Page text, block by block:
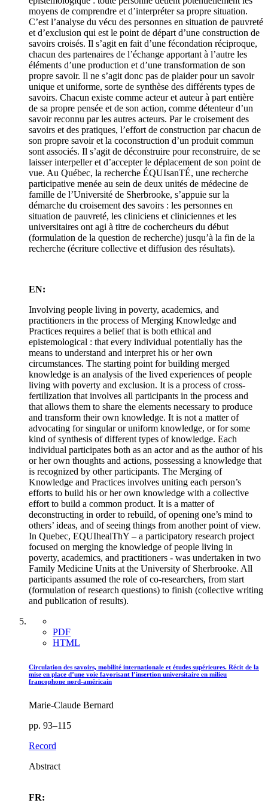
moyens de comprendre et d’interpréter sa propre situation.
C’est l’analyse du vécu des personnes en situation de pauvreté
et d’exclusion qui est le point de départ d’une construction de
savoirs croisés. Il s’agit en fait d’une fécondation réciproque,
chacun des partenaires de l’échange apportant à l’autre les
éléments d’une production et d’une transformation de son
propre savoir. Il ne s’agit donc pas de plaider pour un savoir
unique et uniforme, sorte de synthèse des différents types de
savoirs. Chacun existe comme acteur et auteur à part entière
de sa propre pensée et de son action, comme détenteur d’un
savoir reconnu par les autres acteurs. Par le croisement des
savoirs et des pratiques, l’effort de construction par chacun de
son propre savoir et la coconstruction d’un produit commun
sont associés. Il s’agit de déconstruire pour reconstruire, de se
laisser interpeller et d’accepter le déplacement de son point de
vue. Au Québec, la recherche ÉQUIsanTÉ, une recherche
participative menée au sein de deux unités de médecine de
famille de l’Université de Sherbrooke, s’appuie sur la
démarche du croisement des savoirs : les personnes en
situation de pauvreté, les cliniciens et cliniciennes et les
universitaires ont agi à titre de cochercheurs du début
(formulation de la question de recherche) jusqu’à la fin de la
recherche (écriture collective et diffusion des résultats).
EN:
Involving people living in poverty, academics, and
practitioners in the process of Merging Knowledge and
Practices requires a belief that is both ethical and
epistemological : that every individual potentially has the
means to understand and interpret his or her own
circumstances. The starting point for building merged
knowledge is an analysis of the lived experiences of people
living with poverty and exclusion. It is a process of cross-
fertilization that involves all participants in the process and
that allows them to share the elements necessary to produce
and transform their own knowledge. It is not a matter of
advocating for singular or uniform knowledge, or for some
kind of synthesis of different types of knowledge. Each
individual participates both as an actor and as the author of his
or her own thoughts and actions, possessing a knowledge that
is recognized by other participants. The Merging of
Knowledge and Practices involves uniting each person’s
efforts to build his or her own knowledge with a collective
effort to build a common product. It is a matter of
deconstructing in order to rebuild, of opening one’s mind to
others’ ideas, and of seeing things from another point of view.
In Quebec, EQUIhealThY – a participatory research project
focused on merging the knowledge of people living in
poverty, academics, and practitioners - was undertaken in two
Family Medicine Units at the University of Sherbrooke. All
participants assumed the role of co-researchers, from start
(formulation of research questions) to finish (collective writing
and publication of results).
PDF
HTML
Circulation des savoirs, mobilité internationale et études supérieures. Récit de la
mise en place d’une voie favorisant l’insertion universitaire en milieu
francophone nord-américain
Marie-Claude Bernard
pp. 93–115
Record
Abstract
FR: